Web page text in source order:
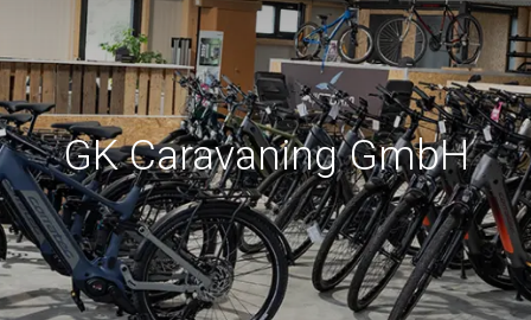
GK Caravaning GmbH